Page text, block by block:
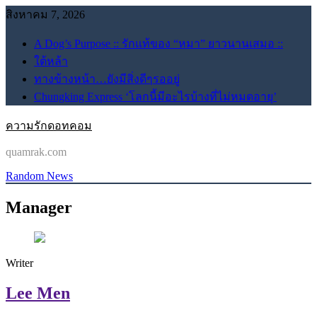
Skip
สิงหาคม 7, 2026
A Dog’s Purpose :: รักแท้ของ “หมา” ยาวนานเสมอ ::
ใต้หล้า
ทางข้างหน้า…ยังมีสิ่งดีๆรออยู่
Chungking Express ‘โลกนี้มีอะไรบ้างที่ไม่หมดอายุ’
ความรักดอทคอม
quamrak.com
Random News
Manager
Writer
Lee Men